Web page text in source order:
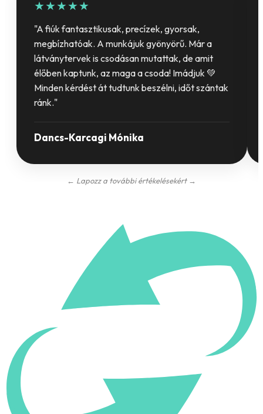
★★★★★
"A fiúk fantasztikusak, precízek, gyorsak,
megbízhatóak. A munkájuk gyönyörű. Már a
látványtervek is csodásan mutattak, de amit
élőben kaptunk, az maga a csoda! Imádjuk 💚
Minden kérdést át tudtunk beszélni, időt szántak
ránk."
Dancs-Karcagi Mónika
← Lapozz a további értékelésekért →